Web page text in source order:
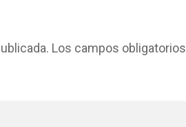
Los campos obligatorios